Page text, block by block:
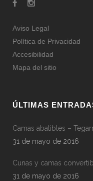
Aviso Legal
Política de Privacidad
Accesibilidad
Mapa del sitio
ÚLTIMAS
Camas abatibles –
31 de mayo de 2016
Cunas y camas
31 de mayo de 2016